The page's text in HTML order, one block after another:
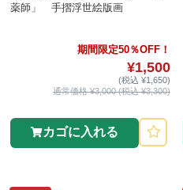
薬師」 手摺浮世絵版画
期間限定50％OFF！
¥1,500
(税込 ¥1,650)
通常価格 ¥3,000 (税込 ¥3,300)
カゴに入れる